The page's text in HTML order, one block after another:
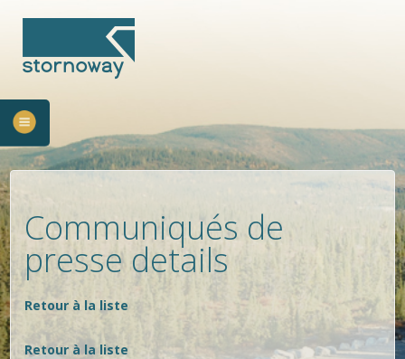
Communiqués de
presse details
Retour à la liste
Retour à la liste